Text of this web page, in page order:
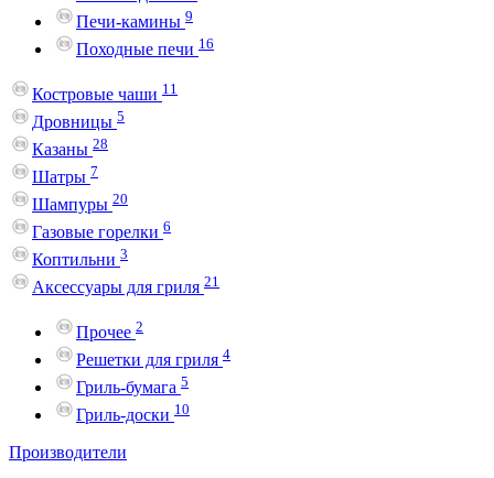
Печи-камины 9
Походные печи 16
Костровые чаши 11
Дровницы 5
Казаны 28
Шатры 7
Шампуры 20
Газовые горелки 6
Коптильни 3
Аксессуары для гриля 21
Прочее 2
Решетки для гриля 4
Гриль-бумага 5
Гриль-доски 10
Производители